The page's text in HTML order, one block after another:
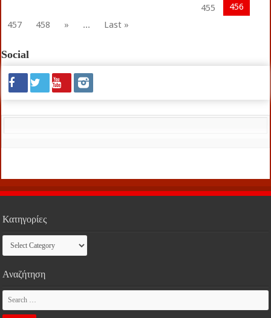
455
456
457
458 » ... Last »
Social
Κατηγορίες
Κατηγορίες
Αναζήτηση